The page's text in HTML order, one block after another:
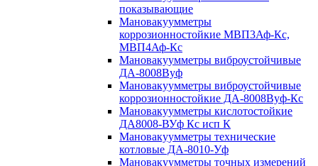
показывающие
Мановакуумметры
коррозионностойкие МВП3Аф-Кс,
МВП4Аф-Кс
Мановакуумметры виброустойчивые
ДА-8008Вуф
Мановакуумметры виброустойчивые
коррозионностойкие ДА-8008Вуф-Кс
Мановакуумметры кислотостойкие
ДА8008-ВУф Кс исп К
Мановакуумметры технические
котловые ДА-8010-Уф
Мановакуумметры точных измерений